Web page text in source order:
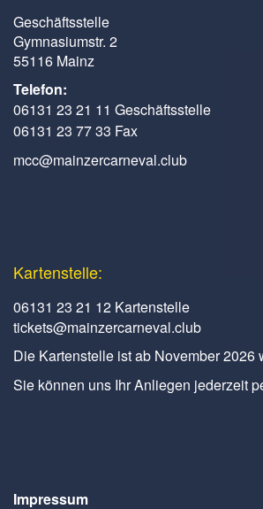
Geschäftsstelle
Gymnasiumstr. 2
55116 Mainz
Telefon:
06131 23 21 11 Geschäftsstelle
06131 23 77 33 Fax
mcc@mainzercarneval.club
Kartenstelle:
06131 23 21 12 Kartenstelle
tickets@mainzercarneval.club
Die Kartenstelle ist ab November 2026
Sie können uns Ihr Anliegen jederzeit
Impressum